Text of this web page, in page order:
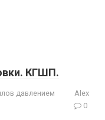
КГШП.
давлением
Alex
0